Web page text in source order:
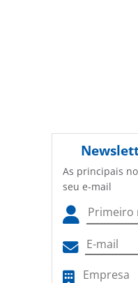
As principais
seu e-mail